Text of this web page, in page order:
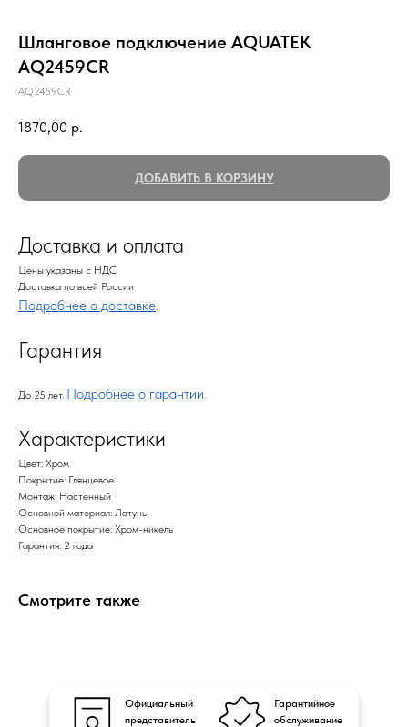
Шланговое подключение AQUATEK
AQ2459CR
AQ2459CR
1870,00 р.
ДОБАВИТЬ В КОРЗИНУ
Доставка и оплата
Цены указаны с НДС
Доставка по всей России
Подробнее о доставке.
Гарантия
До 25 лет. Подробнее о гарантии.
Характеристики
Цвет: Хром
Покрытие: Глянцевое
Монтаж: Настенный
Основной материал: Латунь
Основное покрытие: Хром-никель
Гарантия: 2 года
Смотрите также
Официальный
представитель
Гарантийное
обслуживание